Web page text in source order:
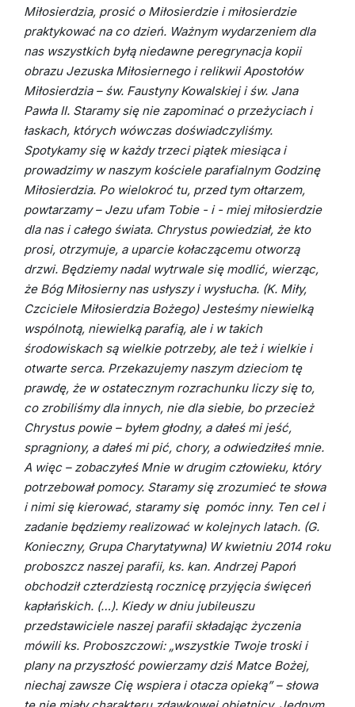
Miłosierdzia, prosić o Miłosierdzie i miłosierdzie
praktykować na co dzień. Ważnym wydarzeniem dla
nas wszystkich byłą niedawne peregrynacja kopii
obrazu Jezuska Miłosiernego i relikwii Apostołów
Miłosierdzia – św. Faustyny Kowalskiej i św. Jana
Pawła II. Staramy się nie zapominać o przeżyciach i
łaskach, których wówczas doświadczyliśmy.
Spotykamy się w każdy trzeci piątek miesiąca i
prowadzimy w naszym kościele parafialnym Godzinę
Miłosierdzia. Po wielokroć tu, przed tym ołtarzem,
powtarzamy – Jezu ufam Tobie - i - miej miłosierdzie
dla nas i całego świata. Chrystus powiedział, że kto
prosi, otrzymuje, a uparcie kołaczącemu otworzą
drzwi. Będziemy nadal wytrwale się modlić, wierząc,
że Bóg Miłosierny nas usłyszy i wysłucha. (K. Miły,
Czciciele Miłosierdzia Bożego) Jesteśmy niewielką
wspólnotą, niewielką parafią, ale i w takich
środowiskach są wielkie potrzeby, ale też i wielkie i
otwarte serca. Przekazujemy naszym dzieciom tę
prawdę, że w ostatecznym rozrachunku liczy się to,
co zrobiliśmy dla innych, nie dla siebie, bo przecież
Chrystus powie – byłem głodny, a dałeś mi jeść,
spragniony, a dałeś mi pić, chory, a odwiedziłeś mnie.
A więc – zobaczyłeś Mnie w drugim człowieku, który
potrzebował pomocy. Staramy się zrozumieć te słowa
i nimi się kierować, staramy się pomóc inny. Ten cel i
zadanie będziemy realizować w kolejnych latach. (G.
Konieczny, Grupa Charytatywna) W kwietniu 2014 roku
proboszcz naszej parafii, ks. kan. Andrzej Papoń
obchodził czterdziestą rocznicę przyjęcia święceń
kapłańskich. (…). Kiedy w dniu jubileuszu
przedstawiciele naszej parafii składając życzenia
mówili ks. Proboszczowi: „wszystkie Twoje troski i
plany na przyszłość powierzamy dziś Matce Bożej,
niechaj zawsze Cię wspiera i otacza opieką” – słowa